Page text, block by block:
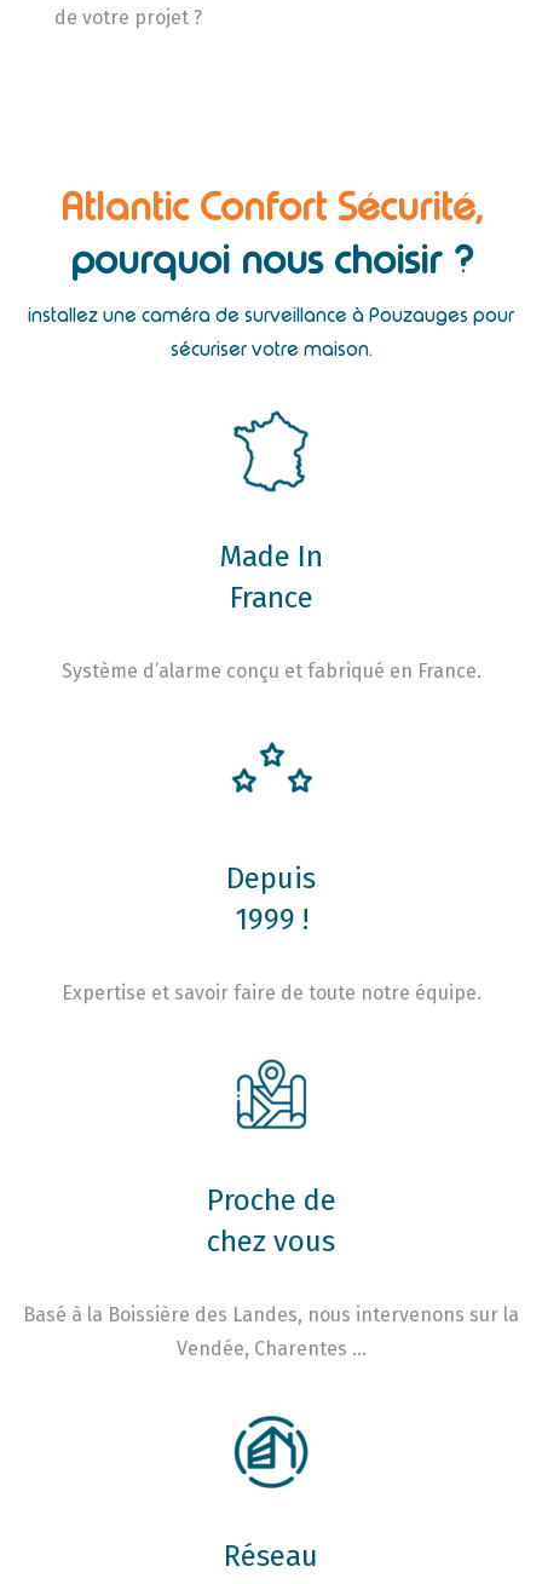
de votre projet ?
Atlantic Confort Sécurité,
pourquoi nous choisir ?
installez une caméra de surveillance à Pouzauges pour
sécuriser votre maison.
Made In
France
Système d’alarme conçu et fabriqué en France.
Depuis
1999 !
Expertise et savoir faire de toute notre équipe.
Proche de
chez vous
Basé à la Boissière des Landes, nous intervenons sur la
Vendée, Charentes …
Réseau